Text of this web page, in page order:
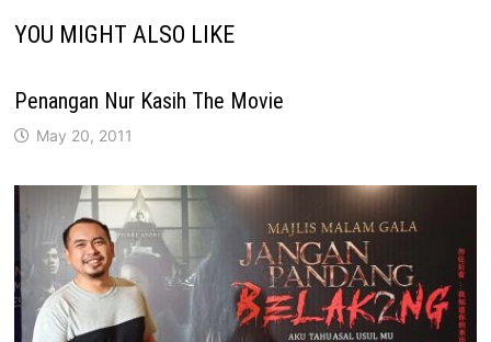
YOU MIGHT ALSO LIKE
Penangan Nur Kasih The Movie
May 20, 2011